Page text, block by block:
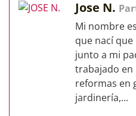
Jose N.
Mi nombre
que nací
junto a mi
trabajado
reformas en
jardinería,...